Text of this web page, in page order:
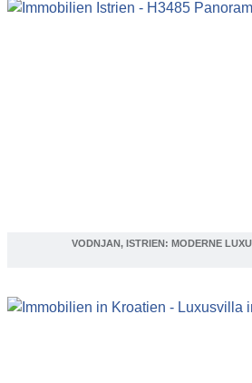
VODNJAN, ISTRIEN: MODERNE